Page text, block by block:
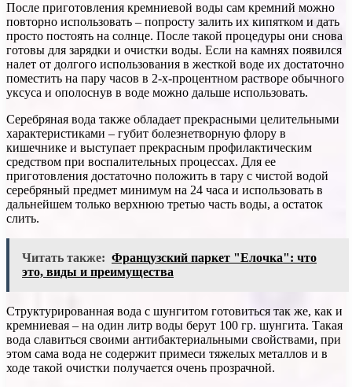
После приготовления кремниевой воды сам кремний можно
повторно использовать – попросту залить их кипятком и дать
просто постоять на солнце. После такой процедуры они снова
готовы для зарядки и очистки воды. Если на камнях появился
налет от долгого использования в жесткой воде их достаточно
поместить на пару часов в 2-х-процентном растворе обычного
уксуса и ополоснув в воде можно дальше использовать.
Серебряная вода также обладает прекрасными целительными
характеристиками – губит болезнетворную флору в
кишечнике и выступает прекрасным профилактическим
средством при воспалительных процессах. Для ее
приготовления достаточно положить в тару с чистой водой
серебряный предмет минимум на 24 часа и использовать в
дальнейшем только верхнюю третью часть воды, а остаток
слить.
Читать также: Французский паркет "Елочка": что
это, виды и преимущества
Структурированная вода с шунгитом готовиться так же, как и
кремниевая – на один литр воды берут 100 гр. шунгита. Такая
вода славиться своими антибактериальными свойствами, при
этом сама вода не содержит примеси тяжелых металлов и в
ходе такой очистки получается очень прозрачной.